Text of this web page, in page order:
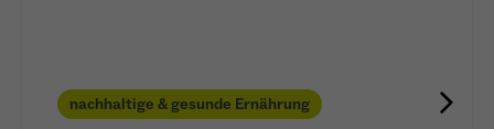
nachhaltige & gesunde Ernährung